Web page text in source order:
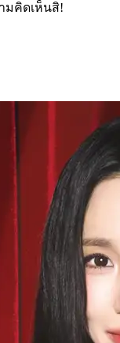
มคิดเห็นสิ!